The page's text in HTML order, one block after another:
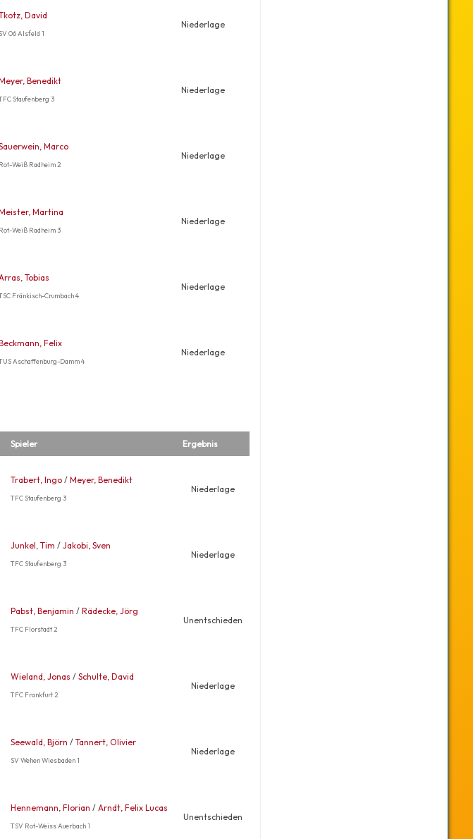
David
SV 06 Alsfeld 1
Niederlage
Benedikt
Staufenberg 3
Niederlage
Marco
Rot-Weiß Radheim 2
Niederlage
Martina
Rot-Weiß Radheim 3
Niederlage
Tobias
Fränkisch-Crumbach 4
Niederlage
Felix
Aschaffenburg-Damm 4
Niederlage
Spieler Ergebnis
Trabert, Ingo/ Meyer, Benedikt
TFC Staufenberg 3
Niederlage
Junkel, Tim / Jakobi, Sven
TFC Staufenberg 3
Niederlage
Pabst, Benjamin / Rädecke, Jörg
TFC Florstadt 2
Unentschieden
Wieland, Jonas / Schulte, David
TFC Frankfurt 2
Niederlage
Seewald, Björn / Tannert, Olivier
SV Wehen Wiesbaden 1
Niederlage
Hennemann, Florian / Arndt, Felix Lucas
TSV Rot-Weiss Auerbach 1
Unentschieden